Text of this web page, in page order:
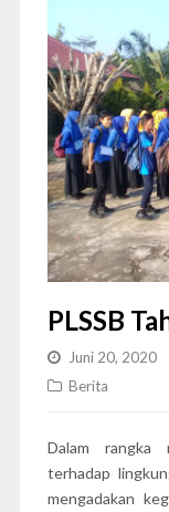
PLSSB
Juni 20, 2020
Berita
Dalam rangka
terhadap
mengadakan